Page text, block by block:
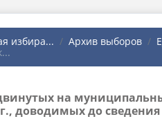
избира... Архив выборов
на
г., доводимых до